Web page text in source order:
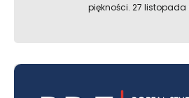
piękności. 27 listopada